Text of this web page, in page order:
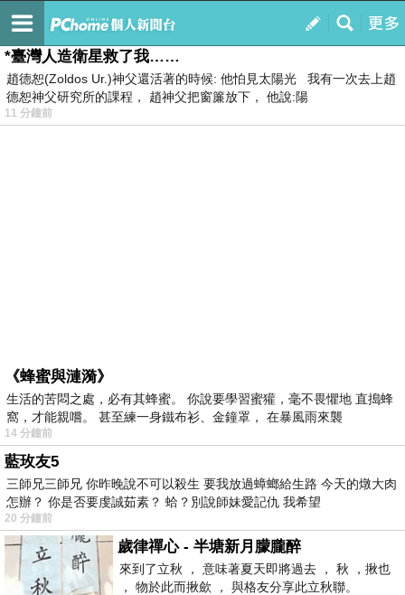
我的
最新文章
*臺灣人造衛星救了我……
趙德恕(Zoldos Ur.)神父還活著的時候: 他怕見太陽光 我有一次去上趙
德恕神父研究所的課程， 趙神父把窗簾放下， 他說:陽
11 分鐘前
《蜂蜜與漣漪》
生活的苦悶之處，必有其蜂蜜。 你說要學習蜜獾，毫不畏懼地 直搗蜂
窩，才能親嚐。 甚至練一身鐵布衫、金鐘罩， 在暴風雨來襲
14 分鐘前
藍玫友5
三師兄三師兄 你昨晚說不可以殺生 要我放過蟑螂給生路 今天的燉大肉
怎辦？ 你是否要虔誠茹素？ 蛤？別說師妹愛記仇 我希望
20 分鐘前
歲律禪心 - 半塘新月朦朧醉
來到了立秋 ， 意味著夏天即將過去 ， 秋 ，揪也
， 物於此而揪歛 ， 與格友分享此立秋聯。